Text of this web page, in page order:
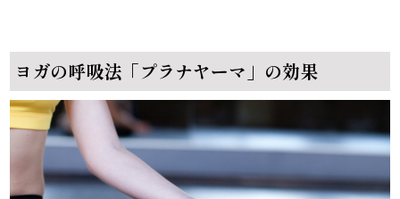
ヨガの呼吸法「プラナヤーマ」の効果